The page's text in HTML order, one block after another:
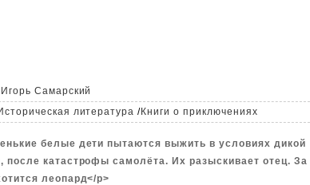
Игорь Самарский
литература /Книги о приключениях
белые дети пытаются выжить в условиях дикой
после катастрофы самолёта. Их разыскивает отец. За
леопард</p>